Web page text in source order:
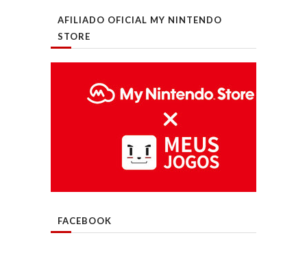
AFILIADO OFICIAL MY NINTENDO
STORE
FACEBOOK